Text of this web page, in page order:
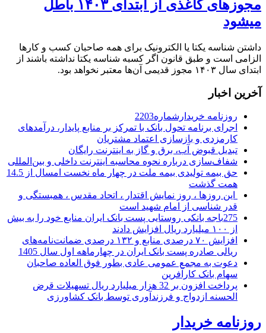
مجوزهای کاغذی از ابتدای ۱۴۰۳ باطل
میشود
داشتن شناسه یکتا یا الکترونیک برای همه صاحبان کسب و کارها
الزامی است و طبق قانون اگر کسبه شناسه یکتا نداشته باشند از
ابتدای سال ۱۴۰۳ مجوز قدیمی آن‌ها معتبر نخواهد بود.
آخرین اخبار
روزنامه خریدارشماره2203
اجرای برنامه تحول بانک با تمرکز بر منابع پایدار، درآمدهای
کارمزدی و بازسازی اعتماد مشتریان
تبدیل قبوض آب، برق و گاز به اینترنت رایگان
شفاف‌سازی درباره نحوه محاسبه اینترنت داخلی و بین‌المللی
حق بیمه تولیدی بیمه ملت در چهار ماه نخست امسال از 14.5
همت گذشت
این روزها ، روز نمایش اقتدار ، اتحاد مقدس ، همبستگی و
قدر شناسی از امام شهید است
275باجه بانکی روستایی پست بانک ایران منابع خود را به بیش
از ۱۰۰ میلیارد ریال افزایش دادند
افزایش ۷۰ درصدی منابع و ۱۳۲ درصدی ضمانت‌نامه‌های
ریالی صادره پست بانک ایران در چهارماهه اول سال 1405
دعوت به مجمع عمومی عادی بطور فوق العاده صاحبان
سهام بانک کارآفرین
پرداخت افزون بر 32 هزار میلیارد ریال تسهیلات قرض
الحسنه ازدواج و فرزندآوری توسط بانک کشاورزی
روزنامه خریدار